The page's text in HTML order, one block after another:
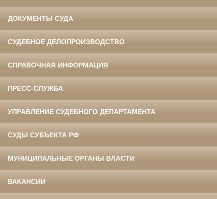
ДОКУМЕНТЫ СУДА
СУДЕБНОЕ ДЕЛОПРОИЗВОДСТВО
СПРАВОЧНАЯ ИНФОРМАЦИЯ
ПРЕСС-СЛУЖБА
УПРАВЛЕНИЕ СУДЕБНОГО ДЕПАРТАМЕНТА
СУДЫ СУБЪЕКТА РФ
МУНИЦИПАЛЬНЫЕ ОРГАНЫ ВЛАСТИ
ВАКАНСИИ